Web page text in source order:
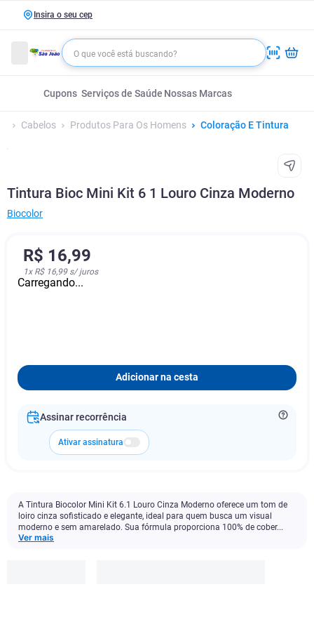
Insira o seu cep
Cupons Serviços de Saúde Nossas Marcas
Cabelos Produtos Para Os Homens Coloração E Tintura
Tintura Bioc Mini Kit 6 1 Louro Cinza Moderno
Biocolor
R$ 16,99
1x R$ 16,99s/ juros
Carregando...
Adicionar na cesta
Assinar recorrência
Ativar assinatura
A Tintura Biocolor Mini Kit 6.1 Louro Cinza Moderno oferece um tom de
loiro cinza sofisticado e elegante, ideal para quem busca um visual
moderno e sem amarelado. Sua fórmula proporciona 100% de cober...
Ver mais